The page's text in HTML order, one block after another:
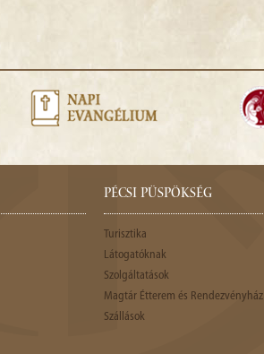
PÉCSI PÜSPÖKSÉG
Turisztika
Látogatóknak
Szolgáltatások
Magtár Étterem és Rendezvényház
Szállások